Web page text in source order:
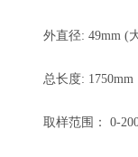
外直径: 49mm (
总长度: 1750mm
取样范围： 0-